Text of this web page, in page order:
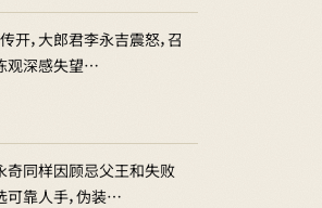
开，大郎君李永吉震怒，召
观深感失望…
奇同样因顾忌父王和失败
可靠人手，伪装…